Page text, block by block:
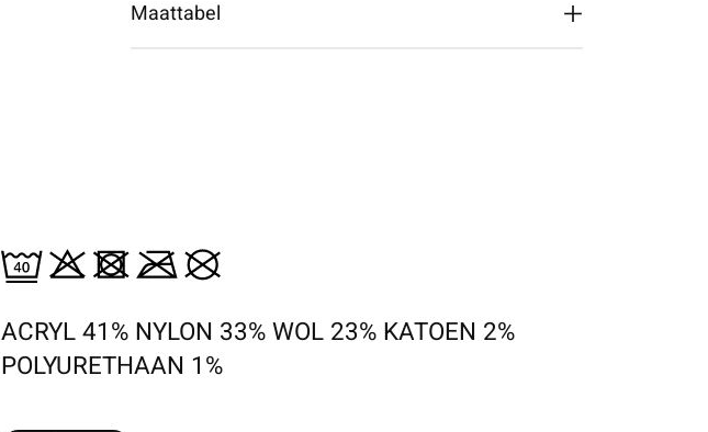
Maattabel
ACRYL 41% NYLON 33% WOL 23% KATOEN 2%
POLYURETHAAN 1%